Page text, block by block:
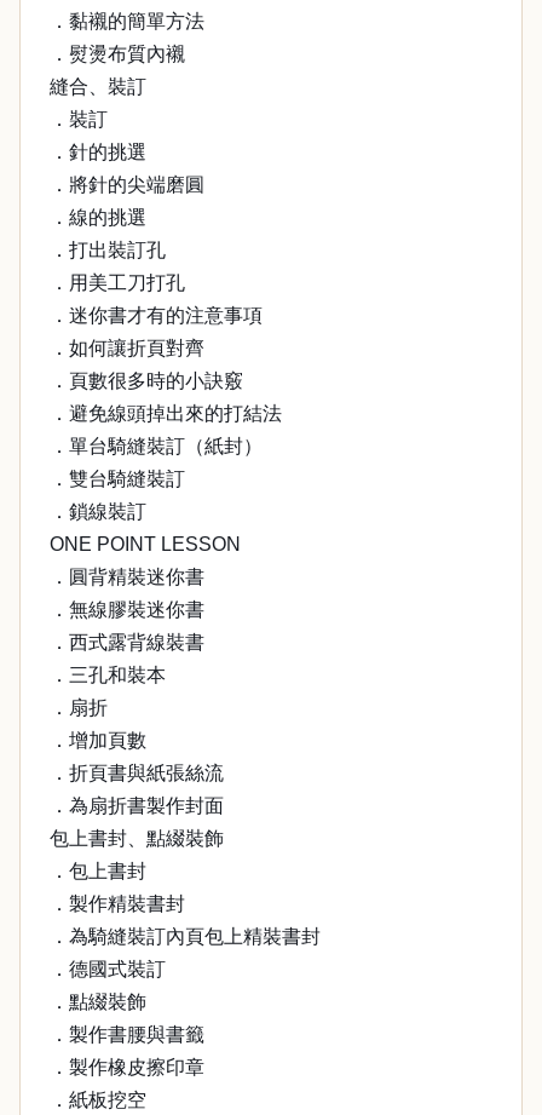
．黏襯的簡單方法
．熨燙布質內襯
縫合、裝訂
．裝訂
．針的挑選
．將針的尖端磨圓
．線的挑選
．打出裝訂孔
．用美工刀打孔
．迷你書才有的注意事項
．如何讓折頁對齊
．頁數很多時的小訣竅
．避免線頭掉出來的打結法
．單台騎縫裝訂（紙封）
．雙台騎縫裝訂
．鎖線裝訂
ONE POINT LESSON
．圓背精裝迷你書
．無線膠裝迷你書
．西式露背線裝書
．三孔和裝本
．扇折
．增加頁數
．折頁書與紙張絲流
．為扇折書製作封面
包上書封、點綴裝飾
．包上書封
．製作精裝書封
．為騎縫裝訂內頁包上精裝書封
．德國式裝訂
．點綴裝飾
．製作書腰與書籤
．製作橡皮擦印章
．紙板挖空